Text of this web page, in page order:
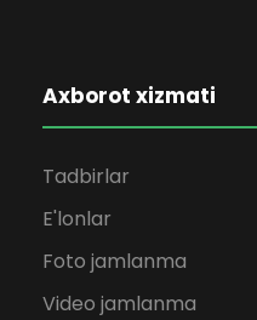
Axborot xizmati
Tadbirlar
E'lonlar
Foto jamlanma
Video jamlanma